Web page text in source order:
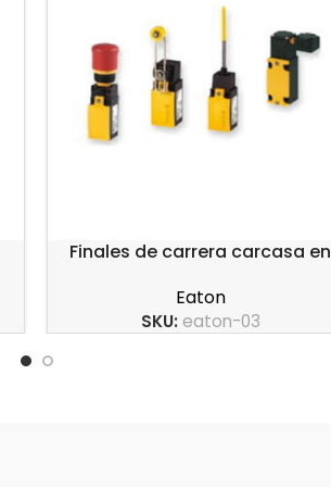
Finales de carrera carcasa en
Eaton
SKU: eaton-03